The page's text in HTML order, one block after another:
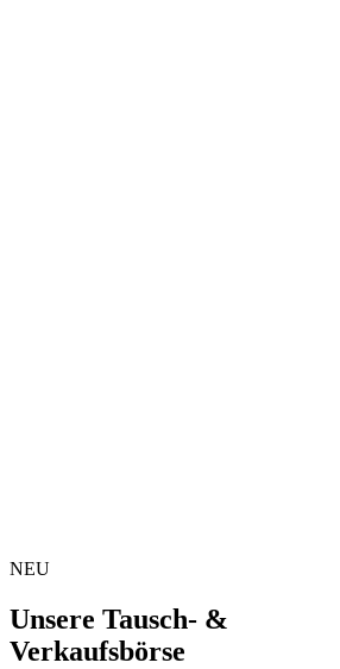
NEU
Unsere Tausch- &
Verkaufsbörse